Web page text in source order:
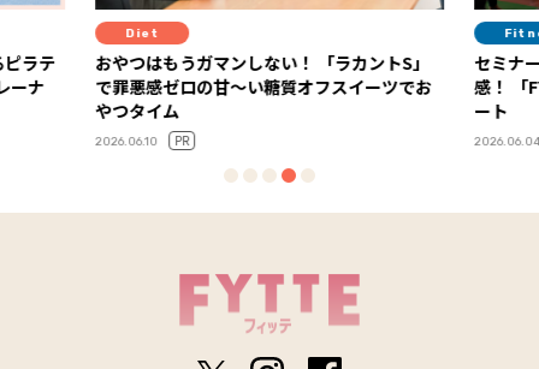
ピラテ
ーナ
Diet
おやつはもうガマンしない！ 「ラカントS」
で罪悪感ゼロの甘～い糖質オフスイーツでお
やつタイム
2026.06.10 PR
セミナ
感！ 「FYTTEウェルネスデイ」イベントレポ
ート